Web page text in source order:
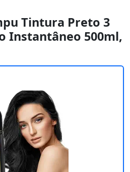
Tintura Preto 3
Instantâneo 500ml,